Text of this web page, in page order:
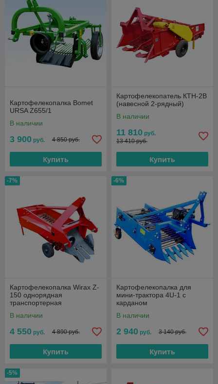
Картофелекопалка Bomet
URSA Z655/1
В наличии
3 900 руб. 4 850 руб.
Купить
Картофелекопатель КТН-2В
(навесной 2-рядный)
В наличии
11 810 руб.
13 410 руб.
Купить
-7%
Картофелекопалка Wirax Z-
150 однорядная
транспортерная
В наличии
4 550 руб. 4 890 руб.
Купить
-6%
Картофелекопалка для
мини-трактора 4U-1 с
карданом
В наличии
2 940 руб. 3 140 руб.
Купить
-5%